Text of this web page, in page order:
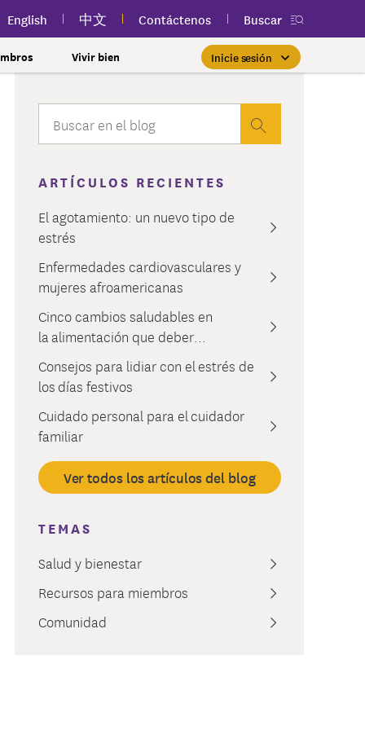
English 中文 Contáctenos Buscar
bienestar
con nosotros?
inclusión y cultura
Clases públicas y gratuitas
cerca de usted
gratuitas de salud y bienestar
su bienestar.
Más información
Inicio de sesión de miembros
Si ya es miembro, encontrar
fácil como iniciar sesión en su
y
la Ciudad de Nueva
Estado de Nueva
Preferred
Plus
Court Judiciary
Essential Plan con una prima
ingresos y otras calificaciones,
inscribirse en el Essential
Más información
y más
previa
de la Atención
Nueva aplicación
myEmblemHealth
identificación de miembro,
salud personalizado en
cualquier momento, todo en
Obtener la aplicación
Vivir bien
y amigos
Priorizar la salud de la mujer
Tome el control de su salud
Inicie sesión
ARTÍCULOS RECIENTES
El agotamiento: un nuevo tipo de
estrés
Enfermedades cardiovasculares y
mujeres afroamericanas
Cinco cambios saludables en
la alimentación que deber...
Consejos para lidiar con el estrés de
los días festivos
Cuidado personal para el cuidador
familiar
Ver todos los artículos del blog
TEMAS
Salud y bienestar
Recursos para miembros
Comunidad